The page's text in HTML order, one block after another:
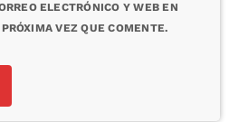
ELECTRÓNICO Y WEB EN
VEZ QUE COMENTE.